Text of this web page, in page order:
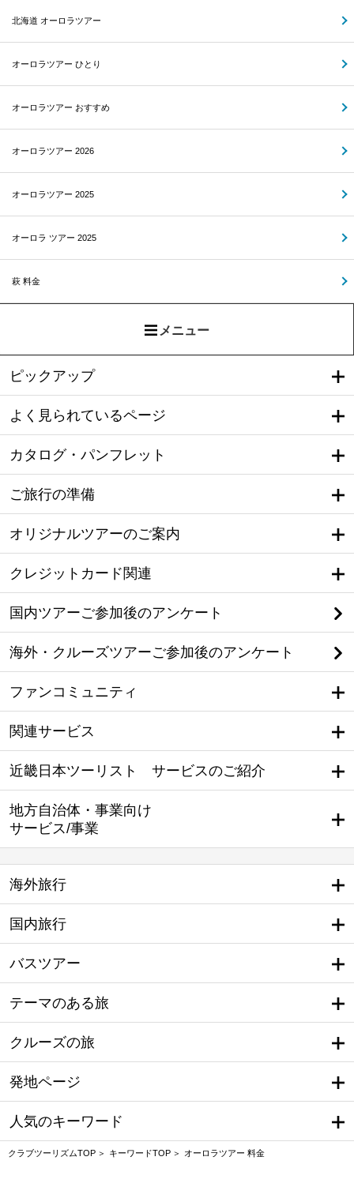
北海道 オーロラツアー
オーロラツアー ひとり
オーロラツアー おすすめ
オーロラツアー 2026
オーロラツアー 2025
オーロラ ツアー 2025
萩 料金
メニュー
ピックアップ
よく見られているページ
カタログ・パンフレット
ご旅行の準備
オリジナルツアーのご案内
クレジットカード関連
国内ツアーご参加後のアンケート
海外・クルーズツアーご参加後のアンケート
ファンコミュニティ
関連サービス
近畿日本ツーリスト サービスのご紹介
地方自治体・事業向け
サービス/事業
海外旅行
国内旅行
バスツアー
テーマのある旅
クルーズの旅
発地ページ
人気のキーワード
クラブツーリズムTOP キーワードTOP オーロラツアー 料金